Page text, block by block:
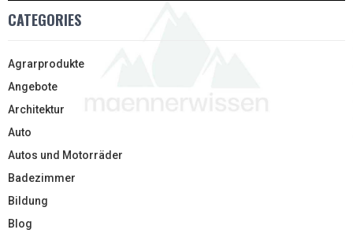
CATEGORIES
Agrarprodukte
Angebote
Architektur
Auto
Autos und Motorräder
Badezimmer
Bildung
Blog